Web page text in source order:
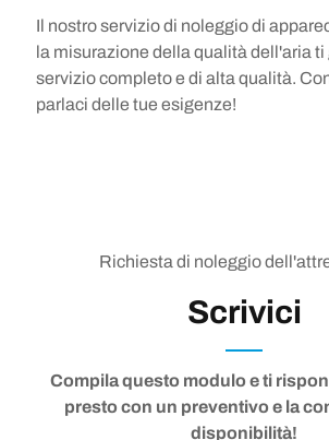
Il nostro servizio di noleggio di
la misurazione della qualità dell'aria ti
servizio completo e di alta qualità.
parlaci delle tue esigenze!
Richiesta di noleggio
Scrivici
Compila questo modulo e ti
presto con un preventivo e la
disponibilità!